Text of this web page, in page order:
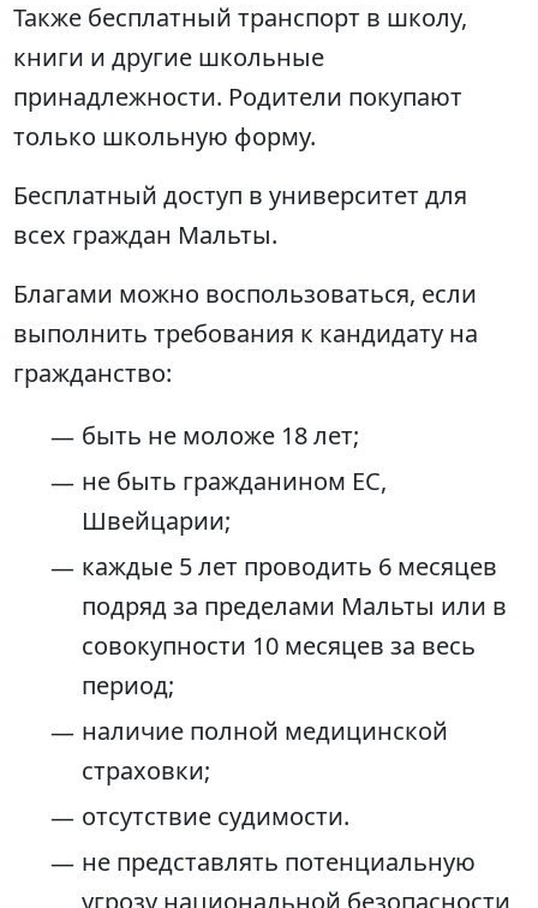
Также бесплатный транспорт в школу,
книги и другие школьные
принадлежности. Родители покупают
только школьную форму.
Бесплатный доступ в университет для
всех граждан Мальты.
Благами можно воспользоваться, если
выполнить требования к кандидату на
гражданство:
быть не моложе 18 лет;
не быть гражданином ЕС,
Швейцарии;
каждые 5 лет проводить 6 месяцев
подряд за пределами Мальты или в
совокупности 10 месяцев за весь
период;
наличие полной медицинской
страховки;
отсутствие судимости.
не представлять потенциальную
угрозу национальной безопасности,